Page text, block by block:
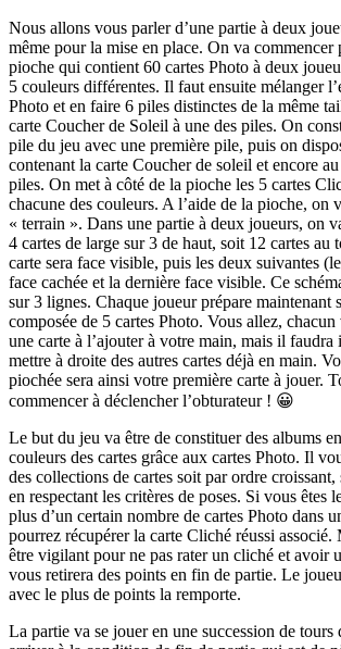
Nous allons vous parler d’une partie à deux
même pour la mise en place. On va commencer
pioche qui contient 60 cartes Photo à deux
5 couleurs différentes. Il faut ensuite mélanger
Photo et en faire 6 piles distinctes de la même
carte Coucher de Soleil à une des piles. On
pile du jeu avec une première pile, puis on
contenant la carte Coucher de soleil et encore au
piles. On met à côté de la pioche les 5 cartes
chacune des couleurs. A l’aide de la pioche, on
« terrain ». Dans une partie à deux joueurs, on
4 cartes de large sur 3 de haut, soit 12 cartes au
carte sera face visible, puis les deux suivantes
face cachée et la dernière face visible. Ce
sur 3 lignes. Chaque joueur prépare maintenant
composée de 5 cartes Photo. Vous allez,
une carte à l’ajouter à votre main, mais il faudra
mettre à droite des autres cartes déjà en main.
piochée sera ainsi votre première carte à jouer.
commencer à déclencher l’obturateur ! 😀
Le but du jeu va être de constituer des albums
couleurs des cartes grâce aux cartes Photo. Il
des collections de cartes soit par ordre
en respectant les critères de poses. Si vous êtes
plus d’un certain nombre de cartes Photo dans
pourrez récupérer la carte Cliché réussi
être vigilant pour ne pas rater un cliché et avoir
vous retirera des points en fin de partie. Le
avec le plus de points la remporte.
La partie va se jouer en une succession de tours